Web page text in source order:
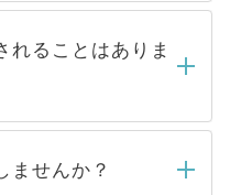
内にはご連絡をせて
ばらくお待ちくださ
り扱っている求人の
トからご覧いただ
です。非公開求人は
一般には公開してい
人気のある医療機
れることはありま
ことは一切ありませ
から内定をいただい
ませんか？